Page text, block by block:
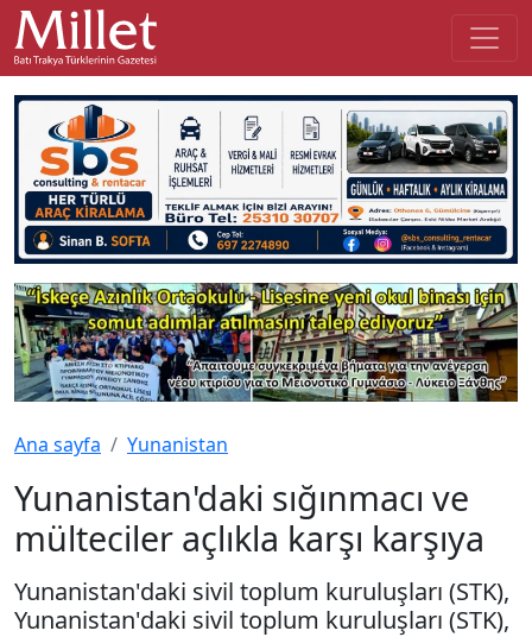
Ana sayfa Yunanistan
Yunanistan'daki sığınmacı ve
mülteciler açlıkla karşı karşıya
Yunanistan'daki sivil toplum kuruluşları (STK),
Yunanistan'daki sivil toplum kuruluşları (STK),